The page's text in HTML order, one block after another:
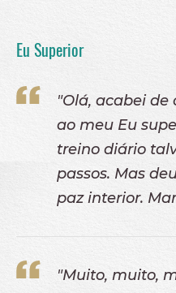
Eu Superior
"Olá, acabei
ao meu Eu
treino diário
passos. Mas
paz interior.
"Muito, muito,